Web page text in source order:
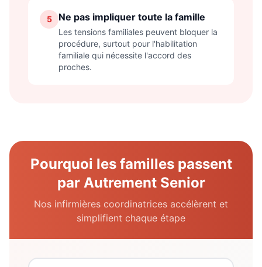
5 Ne pas impliquer toute la famille
Les tensions familiales peuvent bloquer la
procédure, surtout pour l'habilitation
familiale qui nécessite l'accord des
proches.
Pourquoi les familles passent
par Autrement Senior
Nos infirmières coordinatrices accélèrent et
simplifient chaque étape